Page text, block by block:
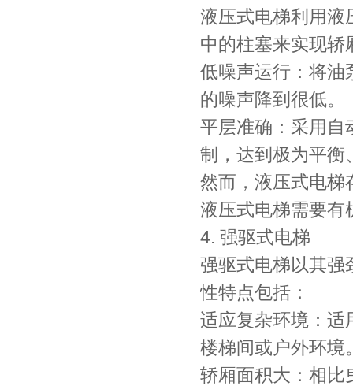
液压式电梯利用液
中的柱塞来实现轿
低噪声运行：将油
的噪声降到很低。
平层准确：采用自
制，达到极为平衡
然而，液压式电梯
液压式电梯需要有
4. 强驱式电梯
强驱式电梯以其强
性特点包括：
适应复杂环境：适
楼梯间或户外环境
轿厢面积大：相比